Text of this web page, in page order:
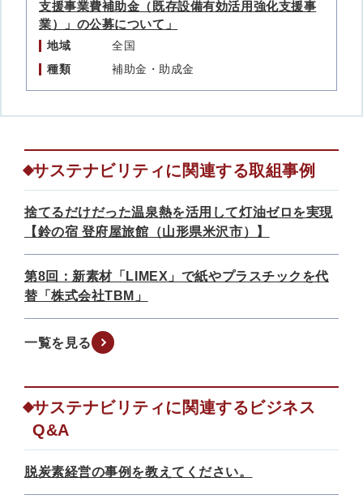
支援事業費補助金（既存設備有効活用強化支援事
業）」の公募について」
地域
全国
種類
補助金・助成金
サステナビリティに関連する取組事例
捨てるだけだった温泉熱を活用して灯油ゼロを実現
【鈴の宿 登府屋旅館（山形県米沢市）】
第8回：新素材「LIMEX」で紙やプラスチックを代
替「株式会社TBM」
一覧を見る
サステナビリティに関連するビジネス
Q&A
脱炭素経営の事例を教えてください。